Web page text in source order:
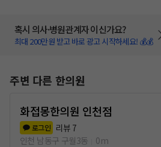
혹시 의사·병원관계자 이신가요?
최대 200만원 받고 바로 광고 시작하세요! 💰💰
주변 다른 한의원
화접몽한의원 인천점
로그인 리뷰 7
인천 남동구 구월3동
0m